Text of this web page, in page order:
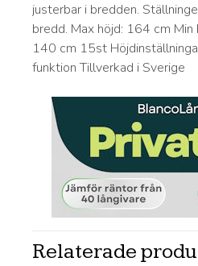
justerbar i bredden.
bredd. Max höjd: 164 cm
140 cm 15st
funktion Tillverkad i Sverige
Relaterade